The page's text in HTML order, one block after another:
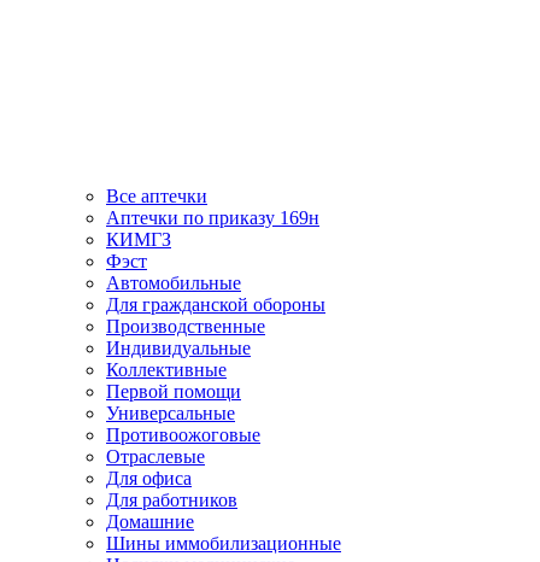
Все аптечки
Аптечки по приказу 169н
КИМГЗ
Фэст
Автомобильные
Для гражданской обороны
Производственные
Индивидуальные
Коллективные
Первой помощи
Универсальные
Противоожоговые
Отраслевые
Для офиса
Для работников
Домашние
Шины иммобилизационные